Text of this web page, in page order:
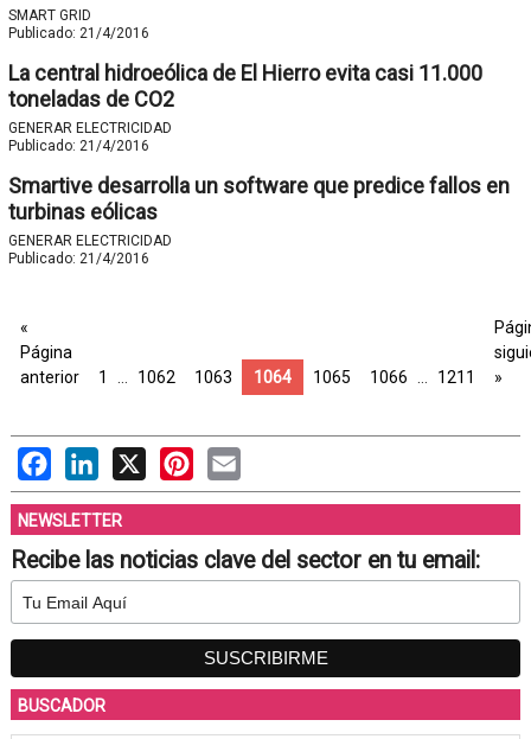
SMART GRID
Publicado: 21/4/2016
La central hidroeólica de El Hierro evita casi 11.000
toneladas de CO2
GENERAR ELECTRICIDAD
Publicado: 21/4/2016
Smartive desarrolla un software que predice fallos en
turbinas eólicas
GENERAR ELECTRICIDAD
Publicado: 21/4/2016
«
Página
anterior
1 1062 1063 1064 1065 1066 1211
»
FacebookLinkedIn
X PinterestEmail
NEWSLETTER
Recibe las noticias clave del sector en tu email:
BUSCADOR